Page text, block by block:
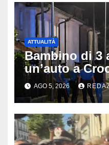
ATTUALITÀ
Bambino di 3
un’auto a
Montello: è
trasportato in
Padova
AGO 5, 2026